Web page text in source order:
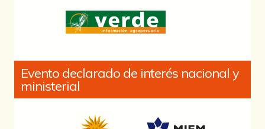
Evento declarado de interés nacional y
ministerial